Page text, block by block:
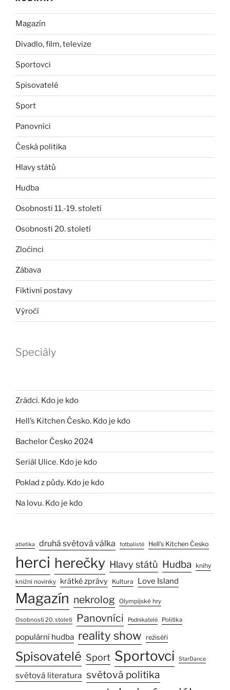
Magazín
Divadlo, film, televize
Sportovci
Spisovatelé
Sport
Panovníci
Česká politika
Hlavy států
Hudba
Osobnosti 11.-19. století
Osobnosti 20. století
Zločinci
Zábava
Fiktivní postavy
Výročí
Speciály
Zrádci. Kdo je kdo
Hell’s Kitchen Česko. Kdo je kdo
Bachelor Česko 2024
Seriál Ulice. Kdo je kdo
Poklad z půdy. Kdo je kdo
Na lovu. Kdo je kdo
atletika druhá světová válka fotbalisté Hell’s Kitchen Česko
herci herečky Hlavy států Hudba knihy
knižní novinky krátké zprávy Kultura Love Island
Magazín nekrolog Olympijské hry
Osobnosti 20. století Panovníci Podnikatelé Politika
populární hudba reality show režiséři
Spisovatelé Sport Sportovci StarDance
světová literatura světová politika